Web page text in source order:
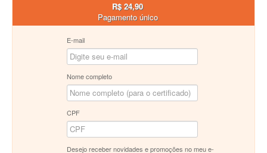
R$ 24,90
Pagamento único
E-mail
Nome completo
CPF
Desejo receber novidades e promoções no meu e-